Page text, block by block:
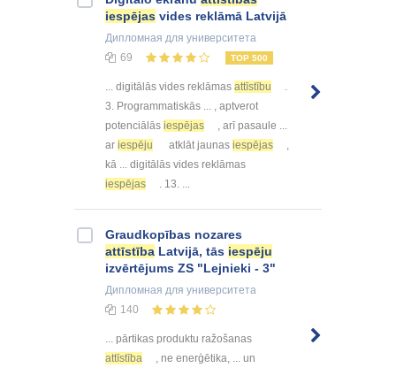
iespējas vides reklāmā Latvijā
Дипломная для университета
69
TOP 500
... digitālās vides reklāmas attīstību
.
3. Programmatiskās ... , aptverot
potenciālās iespējas
, arī pasaule ...
ar iespēju atklāt jaunas iespējas
,
kā ... digitālās vides reklāmas
iespējas
. 13. ...
Graudkopības nozares
attīstība Latvijā, tās iespēju
izvērtējums ZS "Lejnieki - 3"
Дипломная для университета
140
... pārtikas produktu ražošanas
attīstība
, ne enerģētika, ... un